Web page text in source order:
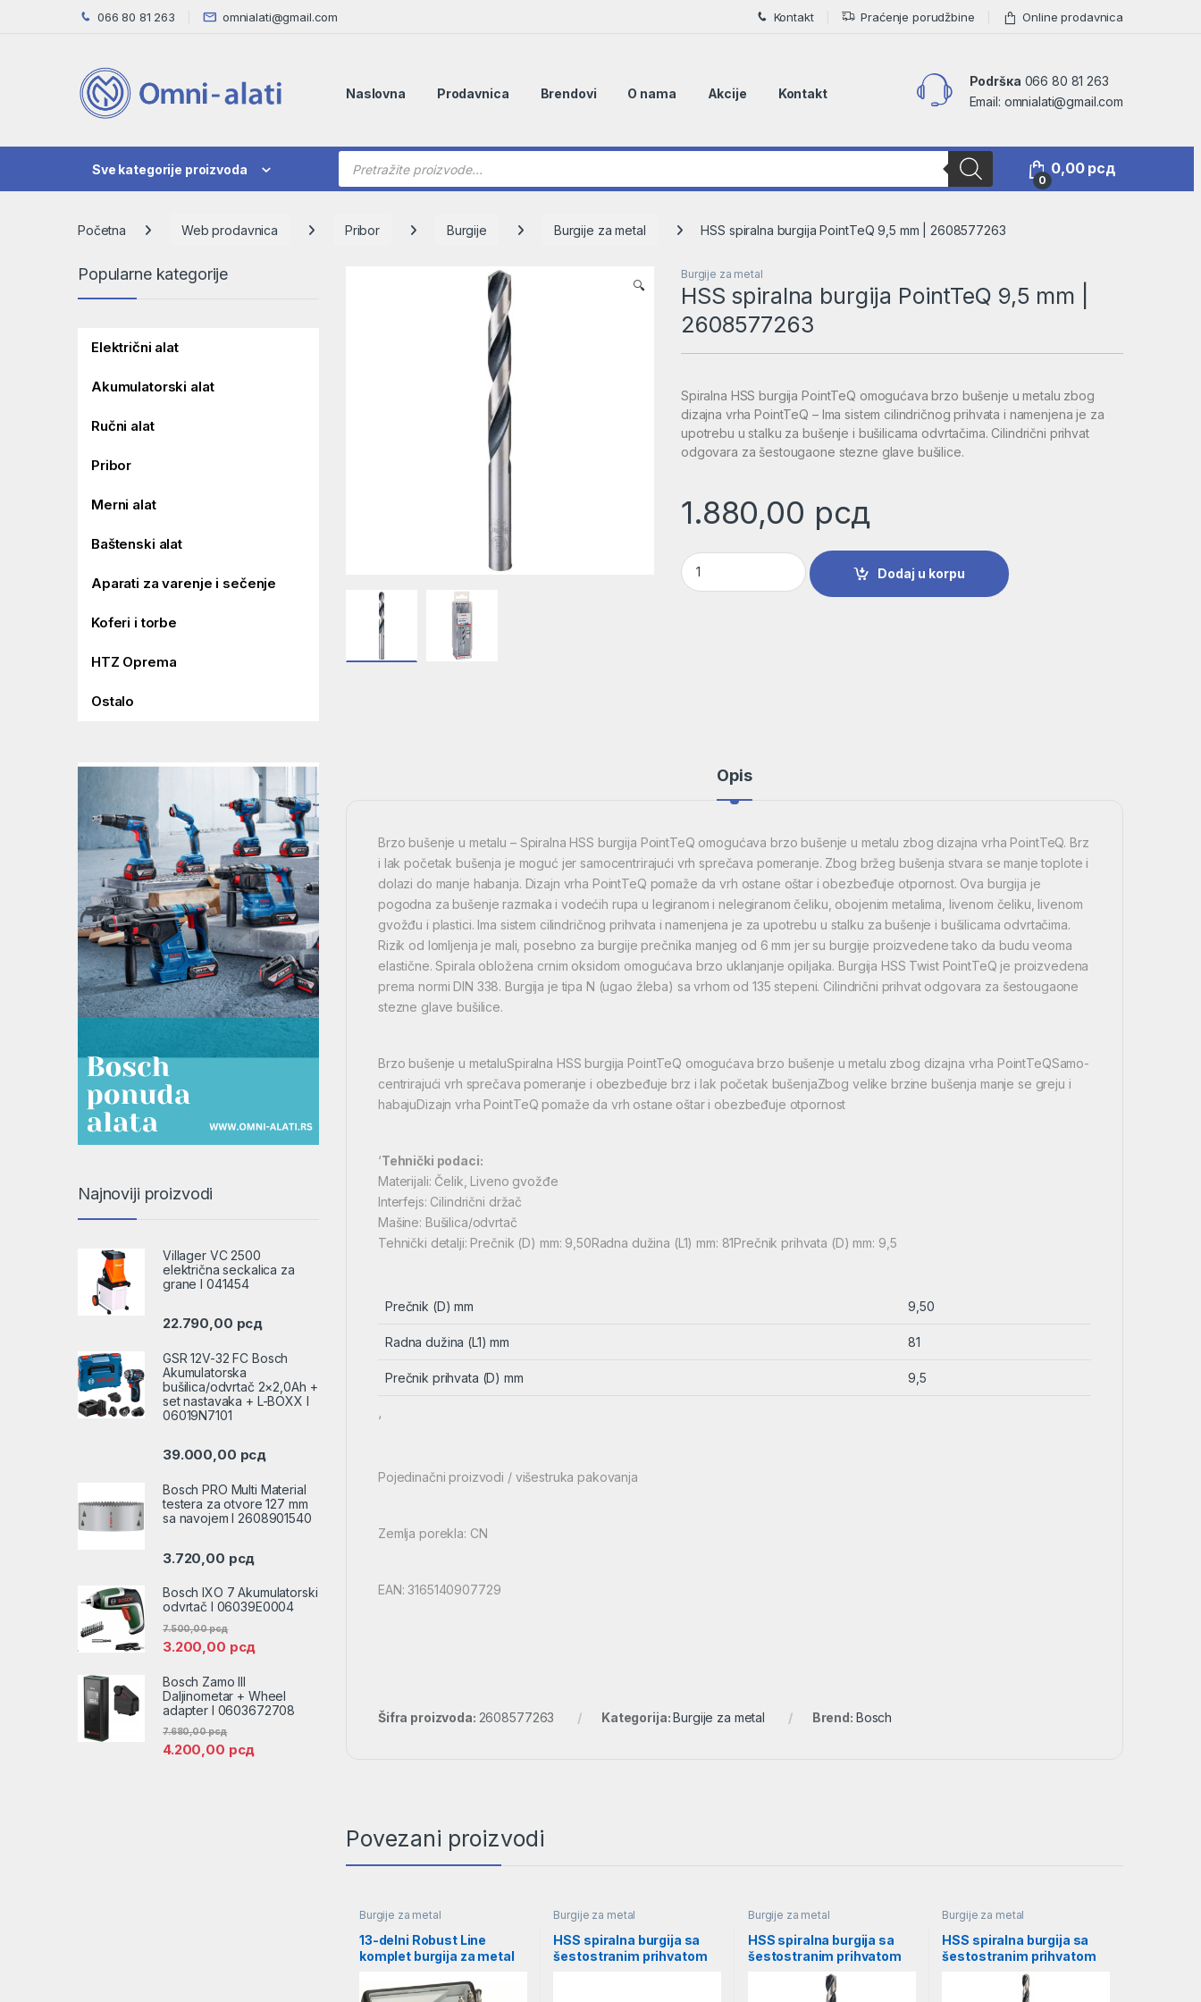
Skip to navigation
Skip to content 066 80 81 263 omnialati@gmail.com Kontakt Praćenje porudžbine Online prodavnica
Naslovna Prodavnica Brendovi O nama Akcije Kontakt
Podršкa 066 80 81 263
Email: omnialati@gmail.com
Sve kategorije proizvoda
Products search
0
0,00 рсд
Početna Web prodavnica Pribor Burgije Burgije za metal HSS spiralna burgija PointTeQ 9,5 mm | 2608577263
🔍
Burgije za metal
HSS spiralna burgija PointTeQ 9,5 mm |
2608577263
Spiralna HSS burgija PointTeQ omogućava brzo bušenje u metalu zbog
dizajna vrha PointTeQ – Ima sistem cilindričnog prihvata i namenjena je za
upotrebu u stalku za bušenje i bušilicama odvrtačima. Cilindrični prihvat
odgovara za šestougaone stezne glave bušilice.
1.880,00 рсд
HSS spiralna burgija PointTeQ 9,5 mm | 2608577263 količina
Dodaj u korpu
Opis
Brzo bušenje u metalu – Spiralna HSS burgija PointTeQ omogućava brzo bušenje u metalu zbog dizajna vrha PointTeQ. Brz
i lak početak bušenja je moguć jer samocentrirajući vrh sprečava pomeranje. Zbog bržeg bušenja stvara se manje toplote i
dolazi do manje habanja. Dizajn vrha PointTeQ pomaže da vrh ostane oštar i obezbeđuje otpornost. Ova burgija je
pogodna za bušenje razmaka i vodećih rupa u legiranom i nelegiranom čeliku, obojenim metalima, livenom čeliku, livenom
gvožđu i plastici. Ima sistem cilindričnog prihvata i namenjena je za upotrebu u stalku za bušenje i bušilicama odvrtačima.
Rizik od lomljenja je mali, posebno za burgije prečnika manjeg od 6 mm jer su burgije proizvedene tako da budu veoma
elastične. Spirala obložena crnim oksidom omogućava brzo uklanjanje opiljaka. Burgija HSS Twist PointTeQ je proizvedena
prema normi DIN 338. Burgija je tipa N (ugao žleba) sa vrhom od 135 stepeni. Cilindrični prihvat odgovara za šestougaone
stezne glave bušilice.
Brzo bušenje u metaluSpiralna HSS burgija PointTeQ omogućava brzo bušenje u metalu zbog dizajna vrha PointTeQSamo-
centrirajući vrh sprečava pomeranje i obezbeđuje brz i lak početak bušenjaZbog velike brzine bušenja manje se greju i
habajuDizajn vrha PointTeQ pomaže da vrh ostane oštar i obezbeđuje otpornost
‘Tehnički podaci:
Materijali: Čelik, Liveno gvožđe
Interfejs: Cilindrični držač
Mašine: Bušilica/odvrtač
Tehnički detalji: Prečnik (D) mm: 9,50Radna dužina (L1) mm: 81Prečnik prihvata (D) mm: 9,5
Prečnik (D) mm 9,50
Radna dužina (L1) mm 81
Prečnik prihvata (D) mm 9,5
‘
Pojedinačni proizvodi / višestruka pakovanja
Zemlja porekla: CN
EAN: 3165140907729
Šifra proizvoda: 2608577263 Kategorija:Burgije za metal Brend: Bosch
Povezani proizvodi
Burgije za metal
13-delni Robust Line
komplet burgija za metal
2607010538
Burgije za metal
HSS spiralna burgija sa
šestostranim prihvatom
Burgije za metal
HSS spiralna burgija sa
šestostranim prihvatom
7,0mm | 2608577060
Burgije za metal
HSS spiralna burgija sa
šestostranim prihvatom
3,0mm | 2608577048
Popularne kategorije
Električni alat
Akumulatorski alat
Ručni alat
Pribor
Merni alat
Baštenski alat
Aparati za varenje i sečenje
Koferi i torbe
HTZ Oprema
Ostalo
Najnoviji proizvodi
Villager VC 2500
električna seckalica za
grane l 041454
22.790,00 рсд
GSR 12V-32 FC Bosch
Akumulatorska
bušilica/odvrtač 2×2,0Ah +
set nastavaka + L-BOXX l
06019N7101
39.000,00 рсд
Bosch PRO Multi Material
testera za otvore 127 mm
sa navojem l 2608901540
3.720,00 рсд
Bosch IXO 7 Akumulatorski
odvrtač l 06039E0004
3.200,00 рсд
7.500,00рсд
Bosch Zamo III
Daljinometar + Wheel
adapter l 0603672708
4.200,00 рсд
7.680,00рсд